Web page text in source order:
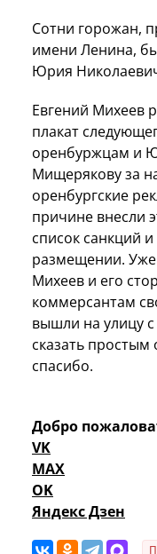
Сотни горожан,
имени Ленина,
Юрия
Евгений Михеев
плакат
оренбуржцам и
Мищерякову за
оренбургские
причине внесли
список санкций
размещении.
Михеев и его
коммерсантам
вышли на улицу
сказать
спасибо.
Добро
VK
MAX
OK
Яндекс Дзен